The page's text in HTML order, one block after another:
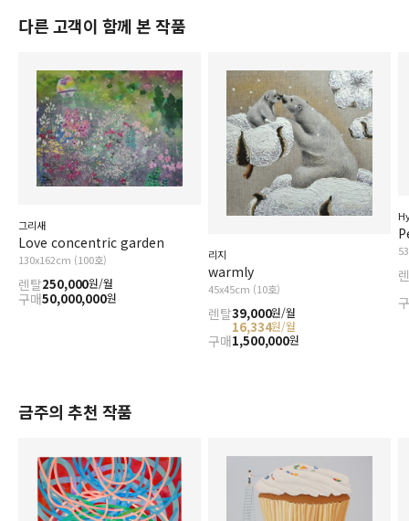
다른 고객이 함께 본 작품
그리새
Love concentric garden
130x162cm (100호)
렌탈250,000원/월
구매50,000,000원
리지
warmly
45x45cm (10호)
렌탈39,000원/월
16,334원/월
구매1,500,000원
금주의 추천 작품